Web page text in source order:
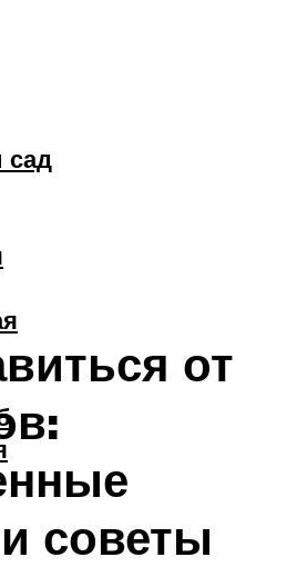
от
советы